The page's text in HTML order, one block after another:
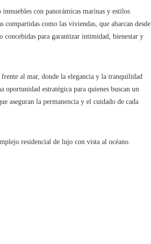
con panorámicas marinas y estilos
como las viviendas, que abarcan desde
concebidas para garantizar intimidad, bienestar y
al mar, donde la elegancia y la tranquilidad
oportunidad estratégica para quienes buscan un
aseguran la permanencia y el cuidado de cada
residencial de lujo con vista al océano.